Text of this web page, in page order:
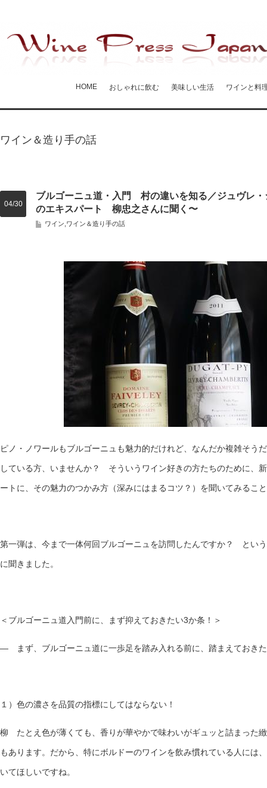
HOME おしゃれに飲む 美味しい生活 ワインと料
ワイン＆造り手の話
ブルゴーニュ道・入門 村の違いを知る／ジュヴレ
のエキスパート 柳忠之さんに聞く〜
ワイン ワイン＆造り手の話
04/30
ピノ・ノワールもブルゴーニュも魅力的だけれど、なんだか複雑そう
している方、いませんか？ そういうワイン好きの方たちのために、
ートに、その魅力のつかみ方（深みにはまるコツ？）を聞いてみるこ
第一弾は、今まで一体何回ブルゴーニュを訪問したんですか？ とい
に聞きました。
＜ブルゴーニュ道入門前に、まず抑えておきたい3か条！＞
— まず、ブルゴーニュ道に一歩足を踏み入れる前に、踏まえておき
１）色の濃さを品質の指標にしてはならない！
柳 たとえ色が薄くても、香りが華やかで味わいがギュッと詰まった
もあります。だから、特にボルドーのワインを飲み慣れている人には
いてほしいですね。